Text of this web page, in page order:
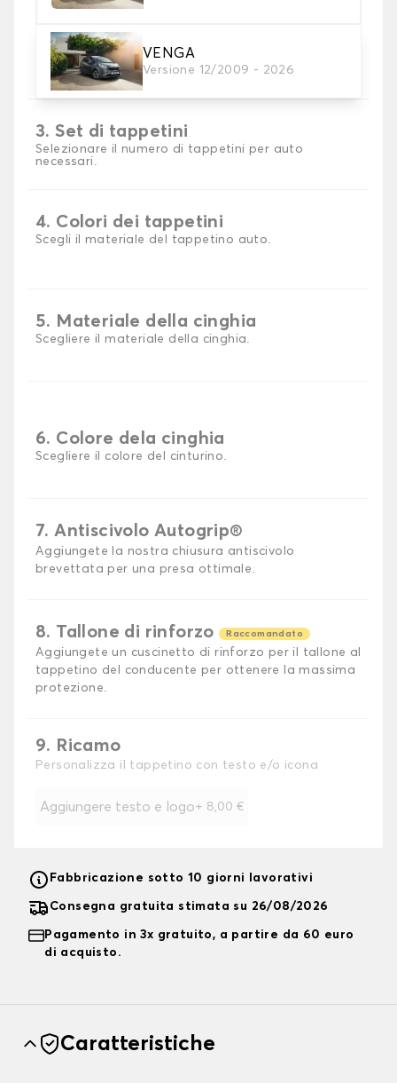
VENGA
Versione 12/2009 - 2026
2. Materiale
Scegli il materiale del tappetini auto
3. Set di tappetini
Selezionare il numero di tappetini per auto
necessari.
4. Colori dei tappetini
Scegli il materiale del tappetino auto.
5. Materiale della cinghia
Scegliere il materiale della cinghia.
6. Colore dela cinghia
Scegliere il colore del cinturino.
7. Antiscivolo Autogrip®
Aggiungete la nostra chiusura antiscivolo
brevettata per una presa ottimale.
8. Tallone di rinforzo Raccomandato
Aggiungete un cuscinetto di rinforzo per il tallone al
tappetino del conducente per ottenere la massima
protezione.
9. Ricamo
Personalizza il tappetino con testo e/o icona
Aggiungere testo e logo+ 8,00 €
Fabbricazione sotto 10 giorni lavorativi
Consegna gratuita stimata su 26/08/2026
Pagamento in 3x gratuito, a partire da 60 euro
di acquisto.
Caratteristiche